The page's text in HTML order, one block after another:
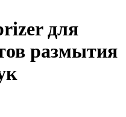
для
размытия